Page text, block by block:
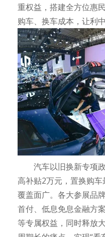
重权益，搭建全方位惠
购车、换车成本，让利
汽车以旧换新专项
高补贴2万元，置换购车
覆盖面广。各大参展品
首付、低息免息金融方
等专属权益，同时释放